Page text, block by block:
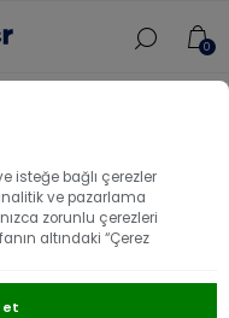
isteğe bağlı çerezler
ve pazarlama
zorunlu çerezleri
altındaki “Çerez
et
0
Kelepçe